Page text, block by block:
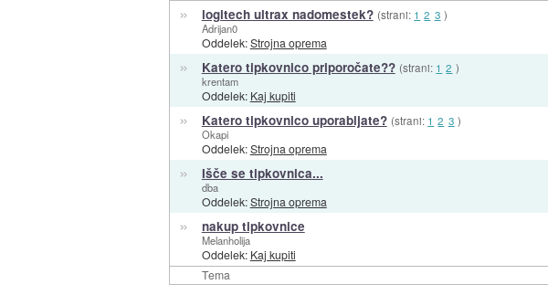
Tema
» logitech ultrax nadomestek? (strani: 1 2 3 )
Adrijan0
Oddelek:Strojna oprema
» Katero tipkovnico priporočate?? (strani: 1 2 )
krentam
Oddelek: Kaj kupiti
» Katero tipkovnico uporabljate? (strani: 1 2 3 )
Okapi
Oddelek:Strojna oprema
» Išče se tipkovnica...
dba
Oddelek:Strojna oprema
» nakup tipkovnice
Melanholija
Oddelek: Kaj kupiti